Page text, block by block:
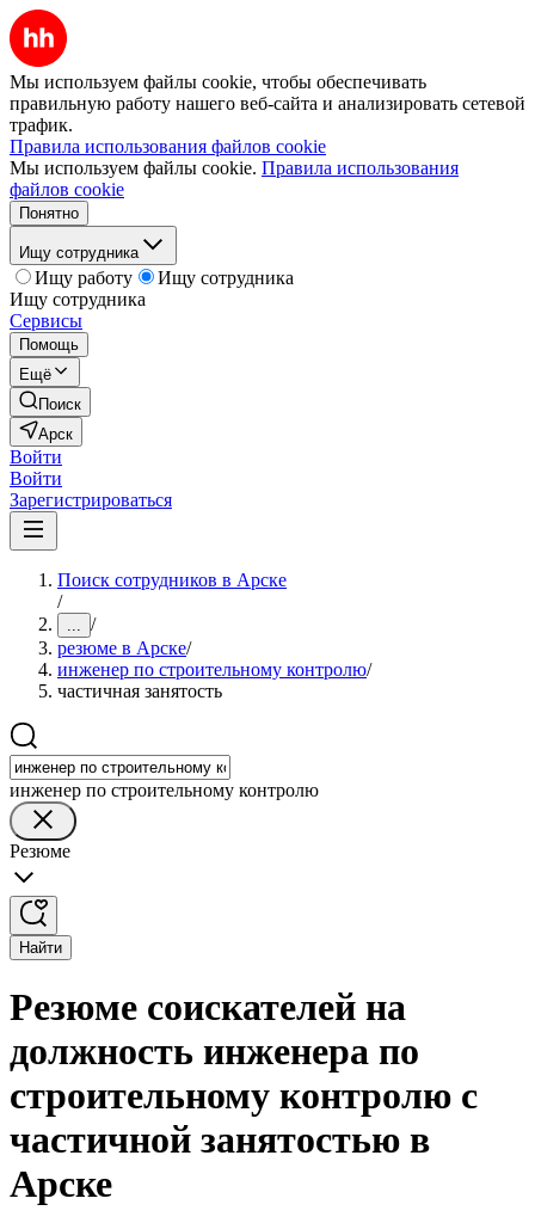
Мы используем файлы cookie, чтобы обеспечивать
правильную работу нашего веб-сайта и анализировать сетевой
трафик.
Правила использования файлов cookie
Мы используем файлы cookie. Правила использования
файлов cookie
Понятно
Ищу сотрудника
Ищу работу
Ищу сотрудника
Ищу сотрудника
Сервисы
Помощь
Ещё
Поиск
Арск
Войти
Войти
Зарегистрироваться
Поиск сотрудников в Арске
/
... /
резюме в Арске/
инженер по строительному контролю/
частичная занятость
инженер по строительному контролю
Резюме
Найти
Резюме соискателей на
должность инженера по
строительному контролю с
частичной занятостью в
Арске